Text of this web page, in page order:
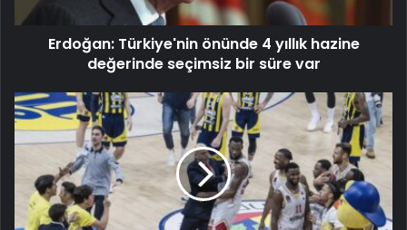
Erdoğan: Türkiye'nin önünde 4 yıllık hazine
değerinde seçimsiz bir süre var